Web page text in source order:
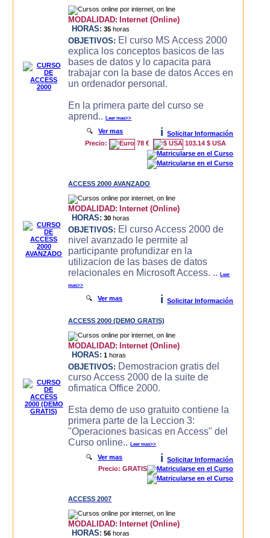
MODALIDAD: Internet (Online)
HORAS: 35 horas
OBJETIVOS: El curso MS Access 2000
explica los conceptos basicos de las
bases de datos y lo capacita para
trabajar con la base de datos Acces en
un ordenador personal.
En la primera parte del curso se
aprend..Leer mas>>
🔍Ver mas i
Solicitar Información
Precio:
78 € 103.14 $ USA
ACCESS 2000 AVANZADO
MODALIDAD: Internet (Online)
HORAS: 30 horas
OBJETIVOS: El curso Access 2000 de
nivel avanzado le permite al
participante profundizar en la
utilizacion de las bases de datos
relacionales en Microsoft Access. ..Leer
mas>>
🔍Ver mas i Solicitar Información
ACCESS 2000 (DEMO GRATIS)
MODALIDAD: Internet (Online)
HORAS: 1 horas
OBJETIVOS: Demostracion gratis del
curso Access 2000 de la suite de
ofimatica Office 2000.
Esta demo de uso gratuito contiene la
primera parte de la Leccion 3:
"Operaciones basicas en Access" del
Curso online..Leer mas>>
🔍Ver mas i
Solicitar Información
Precio: GRATIS
ACCESS 2007
MODALIDAD: Internet (Online)
HORAS: 56 horas